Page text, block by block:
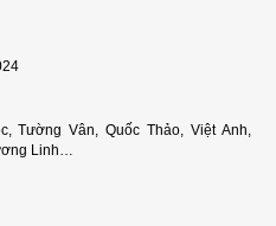
Tường Vân, Quốc Thảo, Việt Anh,
Linh…